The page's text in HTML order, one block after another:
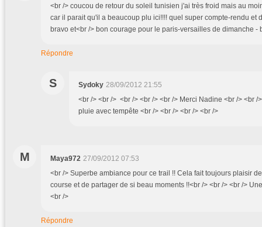
<br /> coucou de retour du soleil tunisien j'ai très froid mais au
car il parait qu'il a beaucoup plu ici!!!! quel super compte-rendu et
bravo et<br /> bon courage pour le paris-versailles de dimanche -
Répondre
S Sydoky 28/09/2012 21:55
<br /> <br /> <br /> <br /> <br /> Merci Nadine <br /> <br /
pluie avec tempête <br /> <br /> <br /> <br />
M Maya972 27/09/2012 07:53
<br /> Superbe ambiance pour ce trail !! Cela fait toujours plaisir
course et de partager de si beau moments !!<br /> <br /> <br />
<br />
Répondre